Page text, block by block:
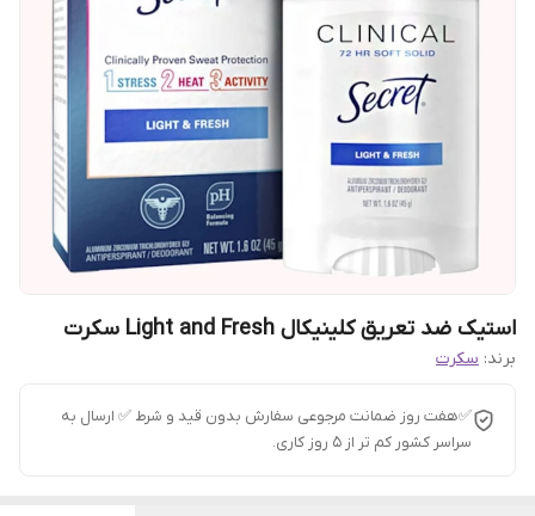
استیک ضد تعریق کلینیکال Light and Fresh سکرت
برند: سکرت
✅هفت روز ضمانت مرجوعی سفارش بدون قید و شرط ✅ ارسال به
سراسر کشور کم تر از 5 روز کاری.